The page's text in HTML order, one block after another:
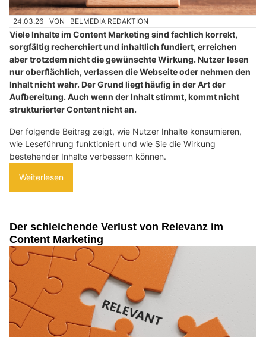
24.03.26 VON BELMEDIA REDAKTION
Viele Inhalte im Content Marketing sind fachlich korrekt,
sorgfältig recherchiert und inhaltlich fundiert, erreichen
aber trotzdem nicht die gewünschte Wirkung. Nutzer lesen
nur oberflächlich, verlassen die Webseite oder nehmen den
Inhalt nicht wahr. Der Grund liegt häufig in der Art der
Aufbereitung. Auch wenn der Inhalt stimmt, kommt nicht
strukturierter Content nicht an.
Der folgende Beitrag zeigt, wie Nutzer Inhalte konsumieren,
wie Leseführung funktioniert und wie Sie die Wirkung
bestehender Inhalte verbessern können.
Weiterlesen
Der schleichende Verlust von Relevanz im
Content Marketing